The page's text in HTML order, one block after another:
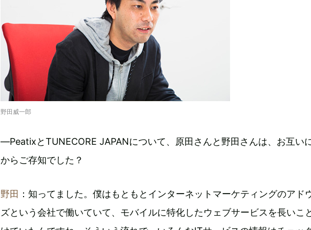
野田威一郎
―PeatixとTUNECORE JAPANについて、原田さんと野田さんは、お互い
からご存知でした？
野田 ：知ってました。僕はもともとインターネットマーケティングのアド
ズという会社で働いていて、モバイルに特化したウェブサービスを長いこ